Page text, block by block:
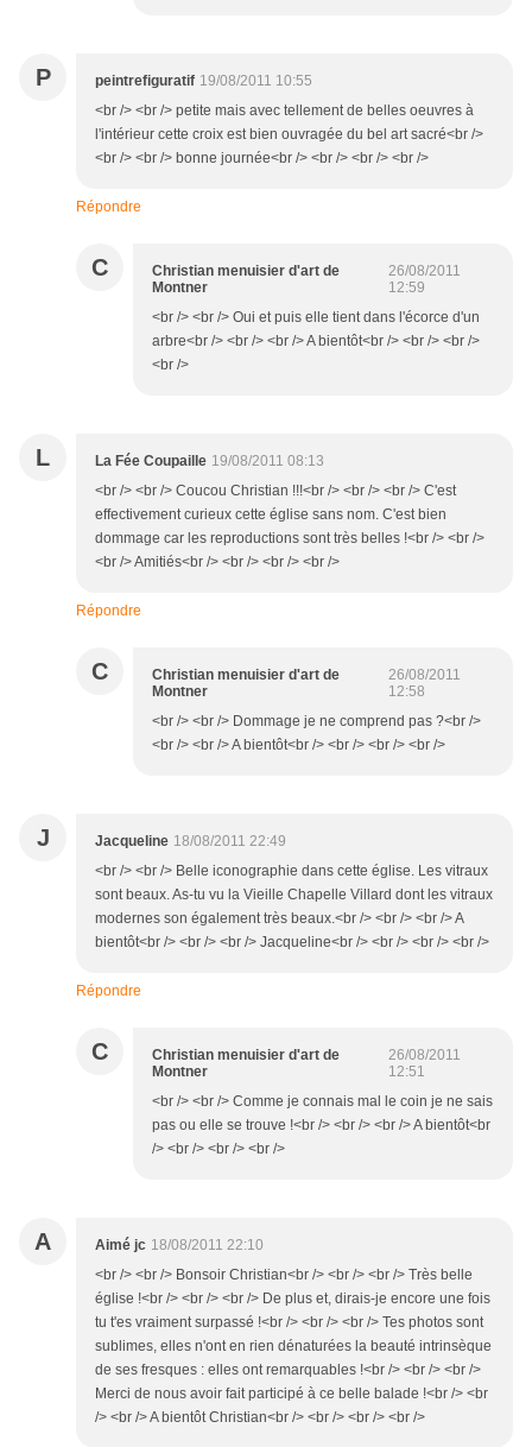
P peintrefiguratif 19/08/2011 10:55
<br /> <br /> petite mais avec tellement de belles oeuvres à
l'intérieur cette croix est bien ouvragée du bel art sacré<br />
<br /> <br /> bonne journée<br /> <br /> <br /> <br />
Répondre
C
Christian menuisier d'art de
Montner
26/08/2011
12:59
<br /> <br /> Oui et puis elle tient dans l'écorce d'un
arbre<br /> <br /> <br /> A bientôt<br /> <br /> <br />
<br />
L La Fée Coupaille 19/08/2011 08:13
<br /> <br /> Coucou Christian !!!<br /> <br /> <br /> C'est
effectivement curieux cette église sans nom. C'est bien
dommage car les reproductions sont très belles !<br /> <br />
<br /> Amitiés<br /> <br /> <br /> <br />
Répondre
C
Christian menuisier d'art de
Montner
26/08/2011
12:58
<br /> <br /> Dommage je ne comprend pas ?<br />
<br /> <br /> A bientôt<br /> <br /> <br /> <br />
J Jacqueline 18/08/2011 22:49
<br /> <br /> Belle iconographie dans cette église. Les vitraux
sont beaux. As-tu vu la Vieille Chapelle Villard dont les vitraux
modernes son également très beaux.<br /> <br /> <br /> A
bientôt<br /> <br /> <br /> Jacqueline<br /> <br /> <br /> <br />
Répondre
C
Christian menuisier d'art de
Montner
26/08/2011
12:51
<br /> <br /> Comme je connais mal le coin je ne sais
pas ou elle se trouve !<br /> <br /> <br /> A bientôt<br
/> <br /> <br /> <br />
A Aimé jc 18/08/2011 22:10
<br /> <br /> Bonsoir Christian<br /> <br /> <br /> Très belle
église !<br /> <br /> <br /> De plus et, dirais-je encore une fois
tu t'es vraiment surpassé !<br /> <br /> <br /> Tes photos sont
sublimes, elles n'ont en rien dénaturées la beauté intrinsèque
de ses fresques : elles ont remarquables !<br /> <br /> <br />
Merci de nous avoir fait participé à ce belle balade !<br /> <br
/> <br /> A bientôt Christian<br /> <br /> <br /> <br />